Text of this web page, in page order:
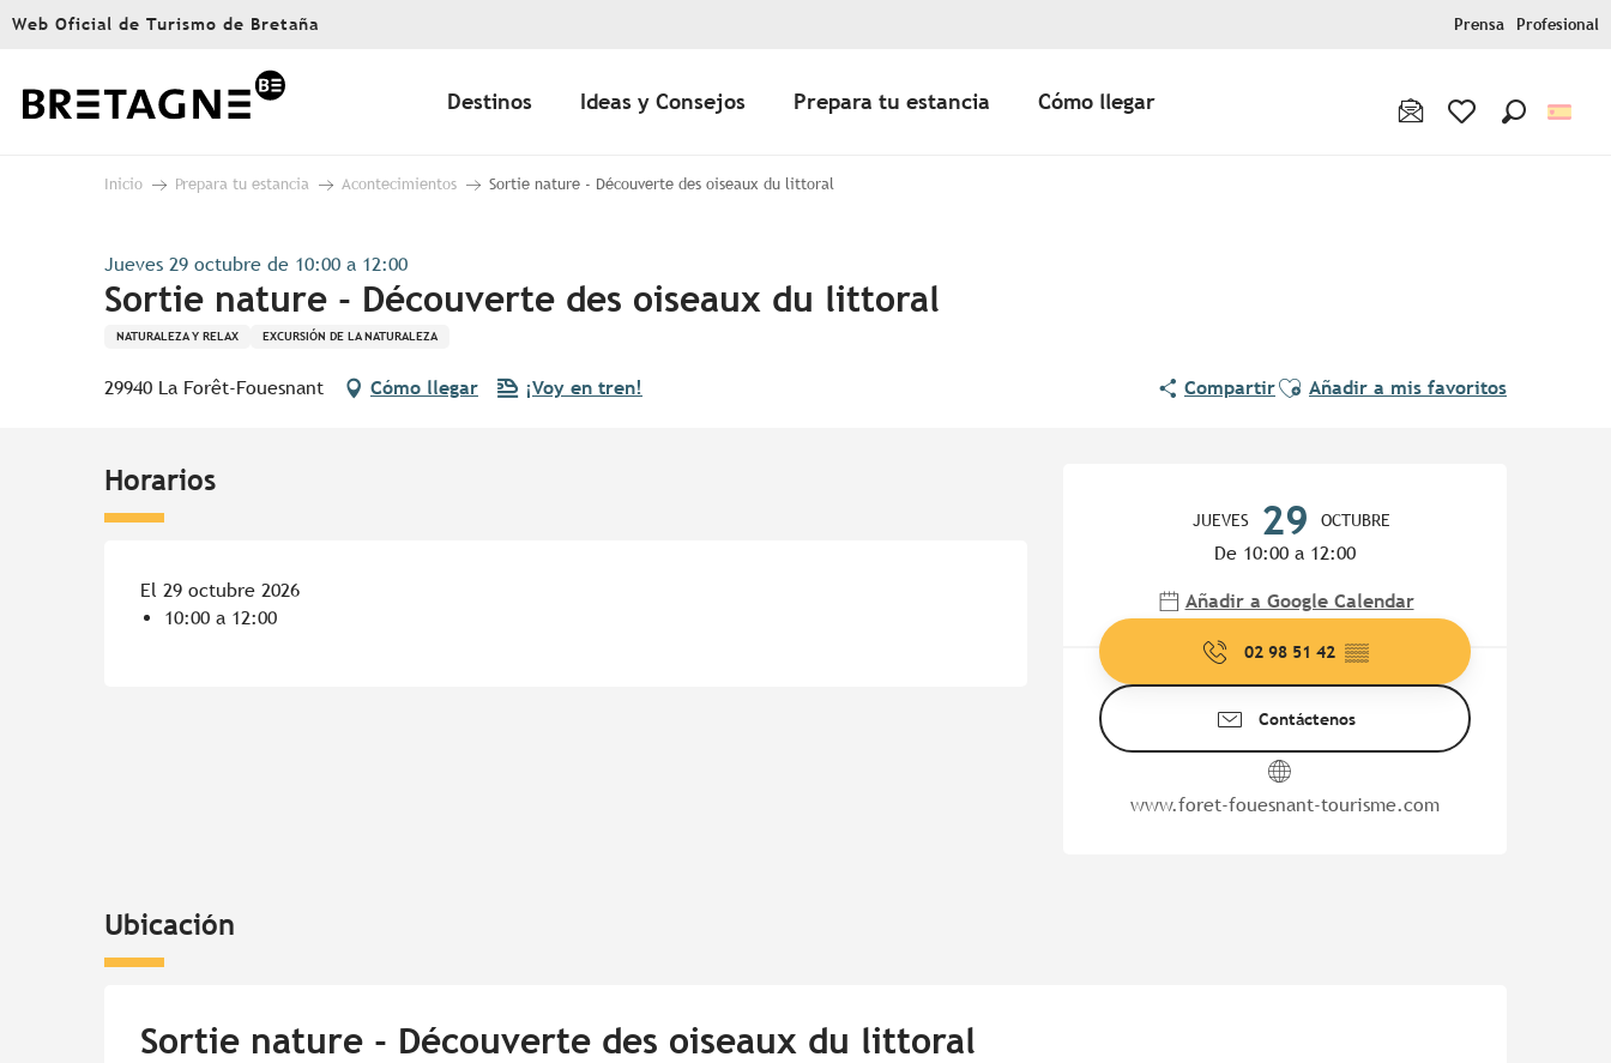
Aller
principal
Web Oficial de Turismo de Bretaña Prensa Profesional
Destinos Ideas y Consejos Prepara tu estancia Cómo llegar
Inicio Prepara tu estancia Acontecimientos Sortie nature - Découverte des oiseaux du littoral
Jueves 29 octubre de 10:00 a 12:00
Sortie nature - Découverte des oiseaux du littoral
NATURALEZA Y RELAX EXCURSIÓN DE LA NATURALEZA
29940 La Forêt-Fouesnant Cómo llegar ¡Voy en tren! CompartirAjouter aux favoris
Añadir a mis favoritos
JUEVES 29 OCTUBRE
De 10:00 a 12:00
Añadir a Google Calendar
02 98 51 42 ▒▒
Contáctenos
www.foret-fouesnant-tourisme.com
Horarios
El 29 octubre 2026
10:00 a 12:00
Ubicación
Sortie nature - Découverte des oiseaux du littoral